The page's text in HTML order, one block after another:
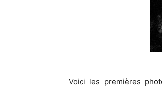
Voici les premières